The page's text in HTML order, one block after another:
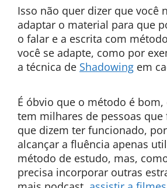
Isso não quer dizer que você
adaptar o material para que
o falar e a escrita com
você se adapte, como por
a técnica de Shadowing em
É óbvio que o método é
tem milhares de pessoas
que dizem ter funcionado,
alcançar a fluência apenas
método de estudo, mas,
precisa incorporar outras